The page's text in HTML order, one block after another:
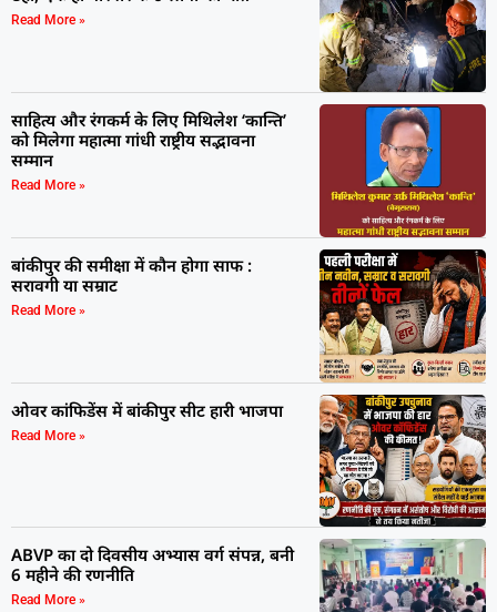
Read More »
साहित्य और रंगकर्म के लिए मिथिलेश ‘कान्ति’
को मिलेगा महात्मा गांधी राष्ट्रीय सद्भावना
सम्मान
Read More »
बांकीपुर की समीक्षा में कौन होगा साफ :
सरावगी या सम्राट
Read More »
ओवर कांफिडेंस में बांकीपुर सीट हारी भाजपा
Read More »
ABVP का दो दिवसीय अभ्यास वर्ग संपन्न, बनी
6 महीने की रणनीति
Read More »